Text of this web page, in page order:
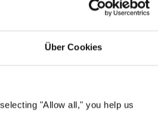
Über Cookies
"Allow all," you help us
schon ab der
Schäden